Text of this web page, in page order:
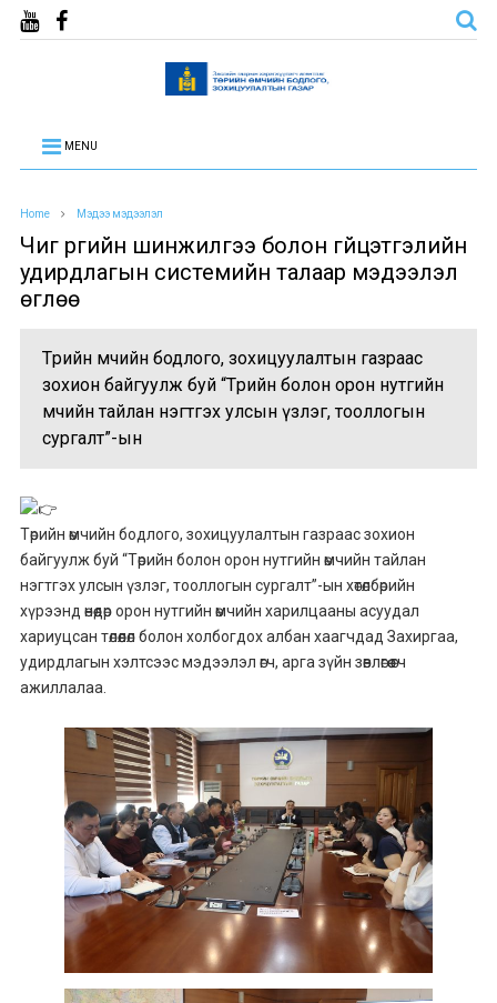
MENU
Home Мэдээ мэдээлэл
Чиг үүргийн шинжилгээ болон гүйцэтгэлийн
удирдлагын системийн талаар мэдээлэл
өглөө
Төрийн өмчийн бодлого, зохицуулалтын газраас
зохион байгуулж буй “Төрийн болон орон нутгийн
өмчийн тайлан нэгтгэх улсын үзлэг, тооллогын
сургалт”-ын
Төрийн өмчийн бодлого, зохицуулалтын газраас зохион
байгуулж буй “Төрийн болон орон нутгийн өмчийн тайлан
нэгтгэх улсын үзлэг, тооллогын сургалт”-ын хөтөлбөрийн
хүрээнд өнөөдөр орон нутгийн өмчийн харилцааны асуудал
хариуцсан төлөөлөл болон холбогдох албан хаагчдад Захиргаа,
удирдлагын хэлтсээс мэдээлэл өгч, арга зүйн зөвлөгөө өгч
ажиллалаа.